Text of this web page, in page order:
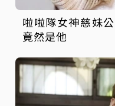
啦啦隊女神慈妹
竟然是他